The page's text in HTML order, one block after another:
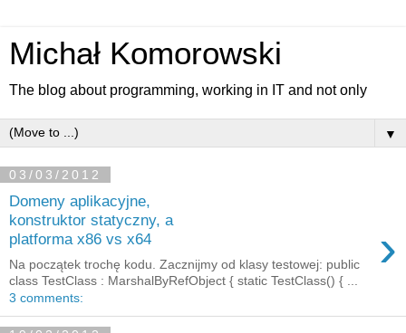
Michał Komorowski
The blog about programming, working in IT and not only
▼
03/03/2012
Domeny aplikacyjne,
konstruktor statyczny, a
platforma x86 vs x64
›
Na początek trochę kodu. Zacznijmy od klasy testowej: public
class TestClass : MarshalByRefObject { static TestClass() { ...
3 comments: